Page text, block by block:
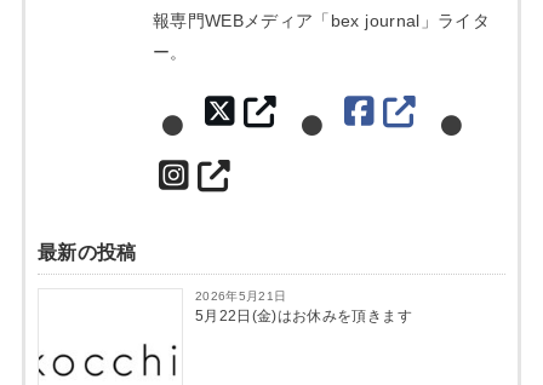
報専門WEBメディア「bex journal」ライタ
ー。
最新の投稿
2026年5月21日
5月22日(金)はお休みを頂きます